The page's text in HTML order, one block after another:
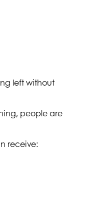
left without
people are
receive: